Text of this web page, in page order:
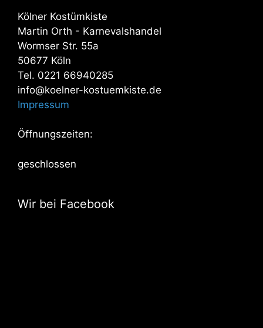
Kölner Kostümkiste
Martin Orth - Karnevalshandel
Wormser Str. 55a
50677 Köln
Tel. 0221 66940285
info@koelner-kostuemkiste.de
Impressum
Öffnungszeiten:
geschlossen
Wir bei Facebook